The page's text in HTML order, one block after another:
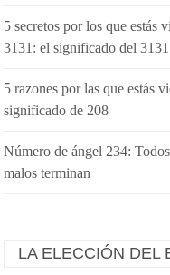
5 secretos por los que estás
3131: el significado del 3131
5 razones por las que estás
significado de 208
Número de ángel 234:
malos terminan
LA ELECCIÓN DEL